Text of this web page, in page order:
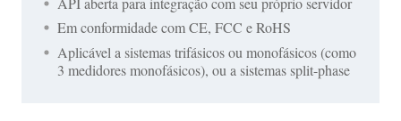
Em conformidade com CE, FCC e RoHS
Aplicável a sistemas trifásicos ou monofásicos (como
3 medidores monofásicos), ou a sistemas split-phase